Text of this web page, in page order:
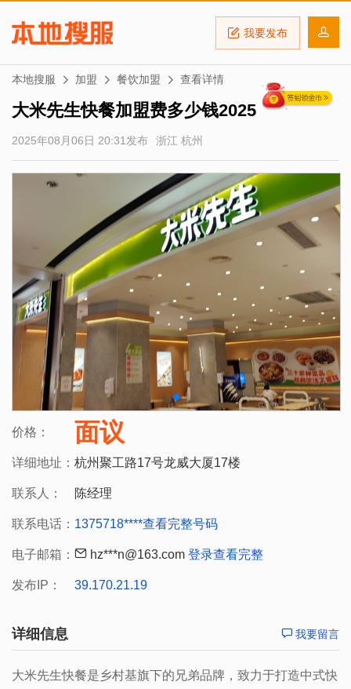
我要发布
本地搜服 加盟 餐饮加盟 查看详情
大米先生快餐加盟费多少钱2025
2025年08月06日 20:31发布 浙江 杭州
价格： 面议
详细地址： 杭州聚工路17号龙威大厦17楼
联系人： 陈经理
联系电话： 1375718****查看完整号码
电子邮箱： hz***n@163.com 登录查看完整
发布IP： 39.170.21.19
详细信息 我要留言
大米先生快餐是乡村基旗下的兄弟品牌，致力于打造中式快